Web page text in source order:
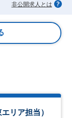
非公開求人とは
リア担当）